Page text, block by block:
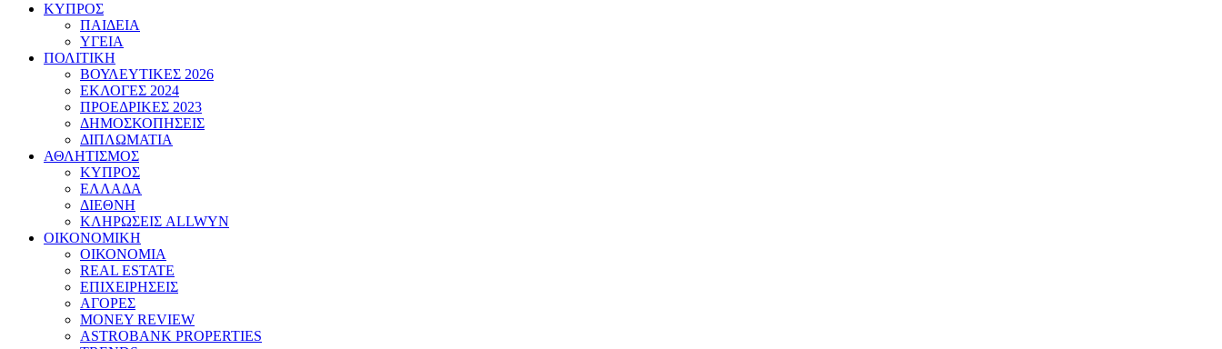
ΚΥΠΡΟΣ
ΠΑΙΔΕΙΑ
ΥΓΕΙΑ
ΠΟΛΙΤΙΚΗ
ΒΟΥΛΕΥΤΙΚΕΣ 2026
ΕΚΛΟΓΕΣ 2024
ΠΡΟΕΔΡΙΚΕΣ 2023
ΔΗΜΟΣΚΟΠΗΣΕΙΣ
ΔΙΠΛΩΜΑΤΙΑ
ΑΘΛΗΤΙΣΜΟΣ
ΚΥΠΡΟΣ
ΕΛΛΑΔΑ
ΔΙΕΘΝΗ
ΚΛΗΡΩΣΕΙΣ ALLWYN
ΟΙΚΟΝΟΜΙΚΗ
ΟΙΚΟΝΟΜΙΑ
REAL ESTATE
ΕΠΙΧΕΙΡΗΣΕΙΣ
ΑΓΟΡΕΣ
MONEY REVIEW
ASTROBANK PROPERTIES